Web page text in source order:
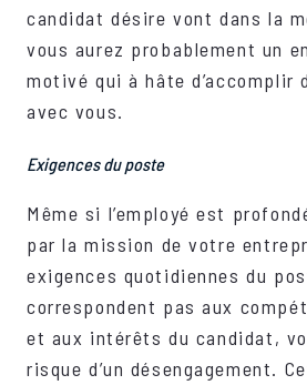
candidat désire vont dans la
vous aurez probablement un
motivé qui à hâte d’accomplir
avec vous.
Exigences du poste
Même si l’employé est
par la mission de votre
exigences quotidiennes du
correspondent pas aux
et aux intérêts du candidat,
risque d’un désengagement.